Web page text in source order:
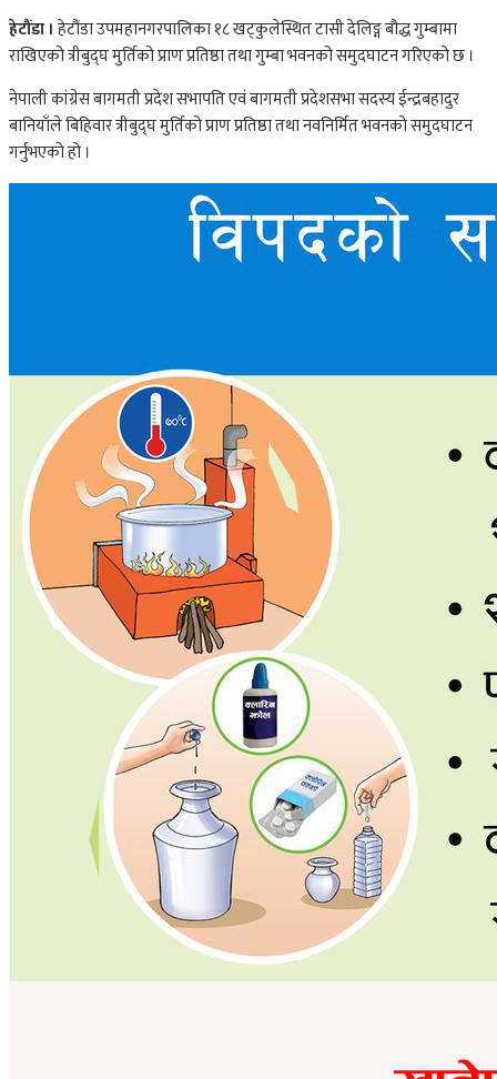
हेटौंडा । हेटौंडा उपमहानगरपालिका १८ खट्कुलेस्थित टासी देलिङ्ग बौद्ध गुम्बामा
राखिएको त्रीबुद्घ मुर्तिको प्राण प्रतिष्ठा तथा गुम्बा भवनको समुदघाटन गरिएको छ ।
नेपाली कांग्रेस बागमती प्रदेश सभापति एवं बागमती प्रदेशसभा सदस्य ईन्द्रबहादुर
बानियाँले बिहिवार त्रीबुद्घ मुर्तिको प्राण प्रतिष्ठा तथा नवनिर्मित भवनको समुदघाटन
गर्नुभएको हो ।